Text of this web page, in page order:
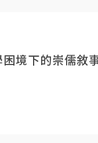
境下的崇儒敘